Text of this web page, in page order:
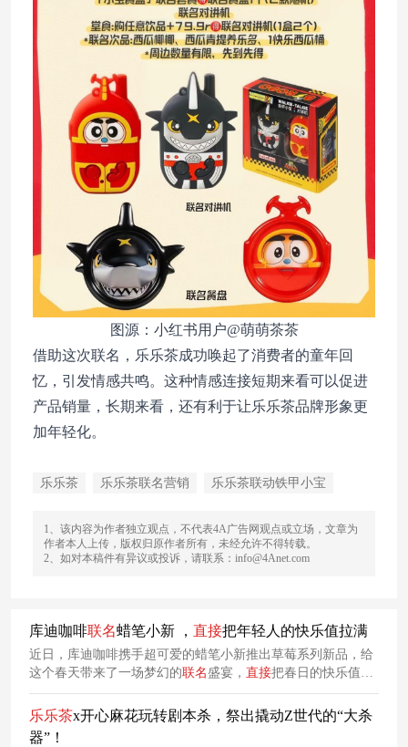
图源：小红书用户@萌萌茶茶
借助这次联名，乐乐茶成功唤起了消费者的童年回
忆，引发情感共鸣。这种情感连接短期来看可以促进
产品销量，长期来看，还有利于让乐乐茶品牌形象更
加年轻化。
乐乐茶 乐乐茶联名营销 乐乐茶联动铁甲小宝
1、该内容为作者独立观点，不代表4A广告网观点或立场，文章为
作者本人上传，版权归原作者所有，未经允许不得转载。
2、如对本稿件有异议或投诉，请联系：info@4Anet.com
库迪咖啡联名蜡笔小新 ， 直接把年轻人的快乐值拉满
近日，库迪咖啡携手超可爱的蜡笔小新推出草莓系列新品，给
这个春天带来了一场梦幻的联名盛宴， 直接把春日的快乐值拉
满。
乐乐茶x开心麻花玩转剧本杀，祭出撬动Z世代的“大杀
器”！